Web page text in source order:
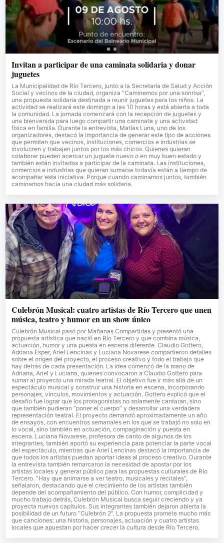
Invitan a participar de una caminata solidaria y donar
juguetes
La Municipalidad de Río Tercero, junto a la Secretaría de Salud y Acción
Social y vecinos de la ciudad, organiza “Caminemos por una sonrisa”,
una propuesta solidaria destinada a reunir juguetes para los niños. La
actividad se realizará este domingo a las 10 horas y está abierta a toda
la comunidad. La jornada comenzará con la recepción de juguetes y
una bienvenida para luego compartir una caminata y una actividad
física en familia. Durante la entrevista, Matías Luna, uno de los
organizadores, destacó la importancia de generar este tipo de acciones
que permiten que vecinos, instituciones, comercios e industrias se
involucren y trabajen juntos por los más chicos. Quienes quieran
colaborar pueden acercar un juguete nuevo o en muy buen estado y
también están invitados a participar de la caminata. Las instituciones,
comercios e industrias que quieran sumarse todavía están a tiempo de
acompañar esta iniciativa. Porque cuando caminamos juntos, también
caminamos hacia una ciudad más solidaria.
Culebrón Musical: cuatro artistas de Río Tercero que unen
música, teatro y humor en un show único
Culebrón Musical pasó por Mañanas Compartidas y presentó una
propuesta artística que nació en Río Tercero y que combina música,
actuación, humor y una puesta en escena diferente. Claudio Gottero,
Adriana Esper, Ariel Lencinas y Luciana Novarese compartieron detalles
sobre el origen del proyecto, el proceso creativo y todo el trabajo que
hay detrás de cada presentación. La idea comenzó de la mano de
Adriana, Ariel y Luciana, quienes convocaron a Claudio Gottero para
sumar al proyecto una mirada teatral. El objetivo fue ir más allá de un
espectáculo musical y construir una historia en escena, incorporando
personajes, vínculos, movimientos y actuación. Gottero explicó que el
desafío fue lograr que los protagonistas no solamente cantaran, sino
que también pudieran “poner el cuerpo” y desarrollar una verdadera
representación teatral. El proyecto demandó aproximadamente un año
de ensayos, con encuentros semanales en los que se trabajó no solo en
lo vocal, sino también en actuación, compaginación y puesta en
escena. Luciana Novarese, profesora de canto de algunos de los
integrantes, también aportó su experiencia para potenciar la parte vocal
del espectáculo, mientras que Ariel Lencinas destacó la importancia de
que todos los artistas puedan aportar ideas al proceso creativo. Durante
la entrevista también remarcaron la necesidad de apostar por los
artistas locales y generar público para las propuestas culturales de Río
Tercero. “Hay que animarse a ver teatro, musicales y recitales”,
señalaron, destacando que el crecimiento de los artistas también
depende del acompañamiento del público. Con humor, complicidad y
mucho trabajo detrás, Culebrón Musical busca seguir creciendo y ya
proyecta nuevos capítulos. Sus integrantes también dejaron abierta la
posibilidad de un futuro “Culebrón 2”. La propuesta promete mucho más
que canciones: una historia, personajes, actuación y cuatro artistas
locales que apuestan por hacer crecer la cultura desde Río Tercero.